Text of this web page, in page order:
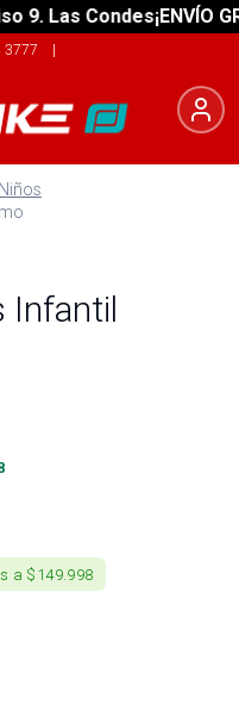
Las Condes¡ENVÍO
3777 |
Infantil
a $149.998